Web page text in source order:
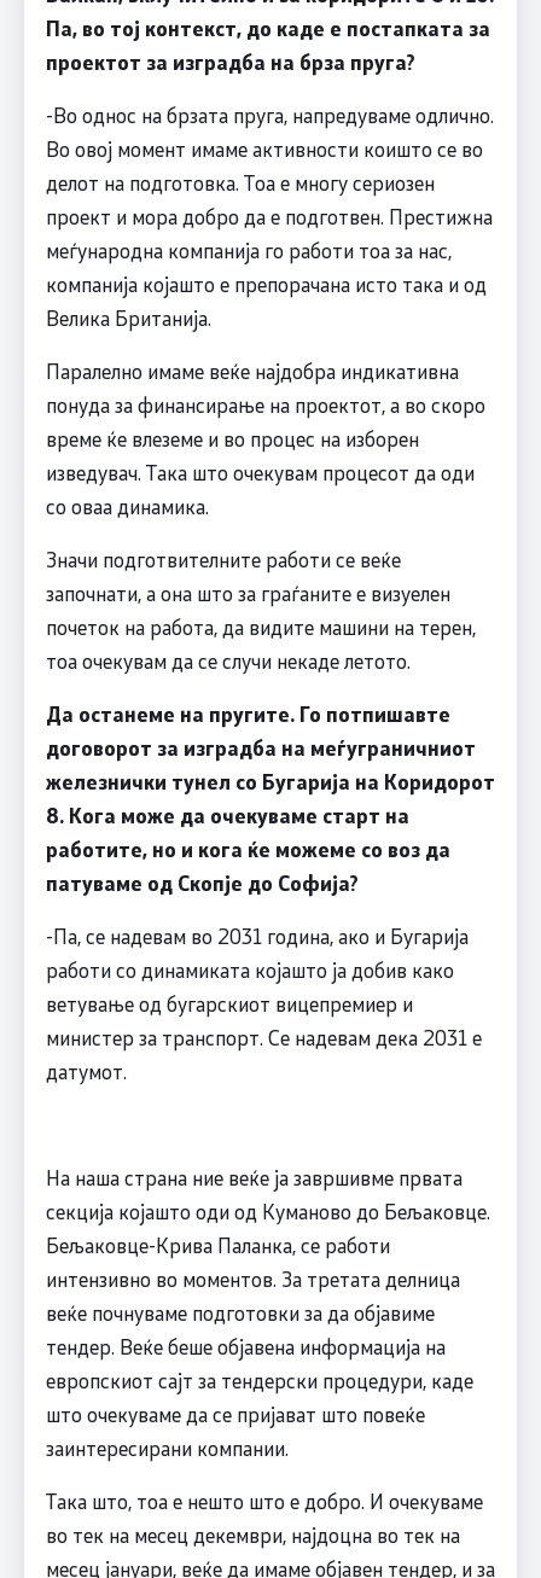
Па, во тој контекст, до каде е постапката за
проектот за изградба на брза пруга?
-Во однос на брзата пруга, напредуваме одлично.
Во овој момент имаме активности коишто се во
делот на подготовка. Тоа е многу сериозен
проект и мора добро да е подготвен. Престижна
меѓународна компанија го работи тоа за нас,
компанија којашто е препорачана исто така и од
Велика Британија.
Паралелно имаме веќе најдобра индикативна
понуда за финансирање на проектот, а во скоро
време ќе влеземе и во процес на изборен
изведувач. Така што очекувам процесот да оди
со оваа динамика.
Значи подготвителните работи се веќе
започнати, а она што за граѓаните е визуелен
почеток на работа, да видите машини на терен,
тоа очекувам да се случи некаде летото.
Да останеме на пругите. Го потпишавте
договорот за изградба на меѓуграничниот
железнички тунел со Бугарија на Коридорот
8. Кога може да очекуваме старт на
работите, но и кога ќе можеме со воз да
патуваме од Скопје до Софија?
-Па, се надевам во 2031 година, ако и Бугарија
работи со динамиката којашто ја добив како
ветување од бугарскиот вицепремиер и
министер за транспорт. Се надевам дека 2031 е
датумот.
На наша страна ние веќе ја завршивме првата
секција којашто оди од Куманово до Бељаковце.
Бељаковце-Крива Паланка, се работи
интензивно во моментов. За третата делница
веќе почнуваме подготовки за да објавиме
тендер. Веќе беше објавена информација на
европскиот сајт за тендерски процедури, каде
што очекуваме да се пријават што повеќе
заинтересирани компании.
Така што, тоа е нешто што е добро. И очекуваме
во тек на месец декември, најдоцна во тек на
месец јануари, веќе да имаме објавен тендер, и за